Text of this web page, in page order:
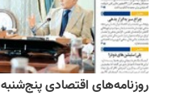
روزنامه‌های اقتصادی پنج‌شنبه ۱۵ مرداد ۱۴۰۵